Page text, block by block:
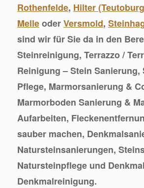
Rothenfelde, Hilter
MelleoderVersmold,
sind wir für Sie da in den
Steinreinigung, Terrazzo /
Reinigung – Stein Sanierung,
Pflege, Marmorsanierung &
Marmorboden Sanierung &
Aufarbeiten,
sauber machen,
Natursteinsanierungen,
Natursteinpflege und
Denkmalreinigung.